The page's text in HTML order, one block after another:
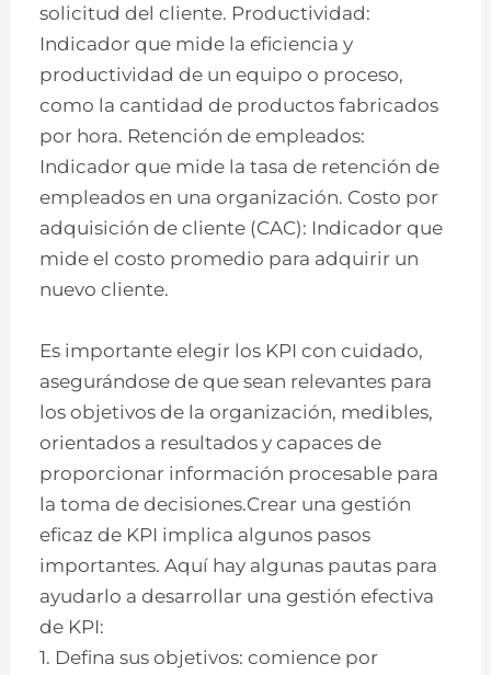
solicitud del cliente. Productividad:
Indicador que mide la eficiencia y
productividad de un equipo o proceso,
como la cantidad de productos fabricados
por hora. Retención de empleados:
Indicador que mide la tasa de retención de
empleados en una organización. Costo por
adquisición de cliente (CAC): Indicador que
mide el costo promedio para adquirir un
nuevo cliente.
Es importante elegir los KPI con cuidado,
asegurándose de que sean relevantes para
los objetivos de la organización, medibles,
orientados a resultados y capaces de
proporcionar información procesable para
la toma de decisiones.Crear una gestión
eficaz de KPI implica algunos pasos
importantes. Aquí hay algunas pautas para
ayudarlo a desarrollar una gestión efectiva
de KPI:
1. Defina sus objetivos: comience por